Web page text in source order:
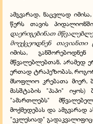
ამგვარად, ნაცვლად
წერს თავის
დაერიგებინათ
მოექცეოდნენ თავიანთი
იმისა,
მწვალებლებთან, არამედ
ერთად ტრაპეზობას,
მსოფლიო კრებათა მიერ,
მასშტაბის "პაპი"
"ამართლებს"
მოქმედებას და ამგვარად
"ეკლესიად"